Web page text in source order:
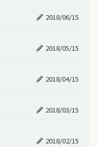
2018/06/15
2018/05/15
2018/04/15
2018/03/15
2018/02/15